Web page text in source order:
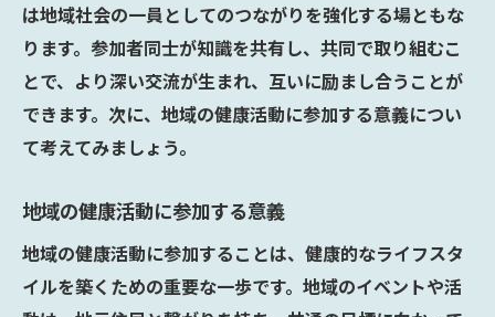
は地域社会の一員としてのつながりを強化する場ともな
ります。参加者同士が知識を共有し、共同で取り組むこ
とで、より深い交流が生まれ、互いに励まし合うことが
できます。次に、地域の健康活動に参加する意義につい
て考えてみましょう。
地域の健康活動に参加する意義
地域の健康活動に参加することは、健康的なライフスタ
イルを築くための重要な一歩です。地域のイベントや活